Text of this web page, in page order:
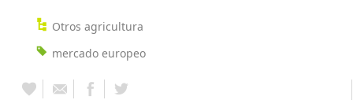
Otros agricultura
mercado europeo